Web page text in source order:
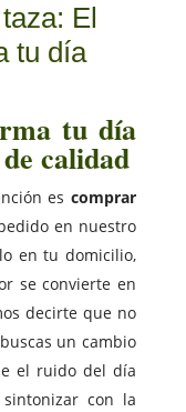
El
tu día
tu día
calidad
escomprar
en nuestro
en tu domicilio,
se convierte en
decirte que no
un cambio
el ruido del día
con la